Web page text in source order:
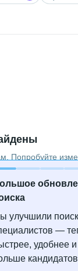
улучшили поиск
—
удобнее
Попробуйте